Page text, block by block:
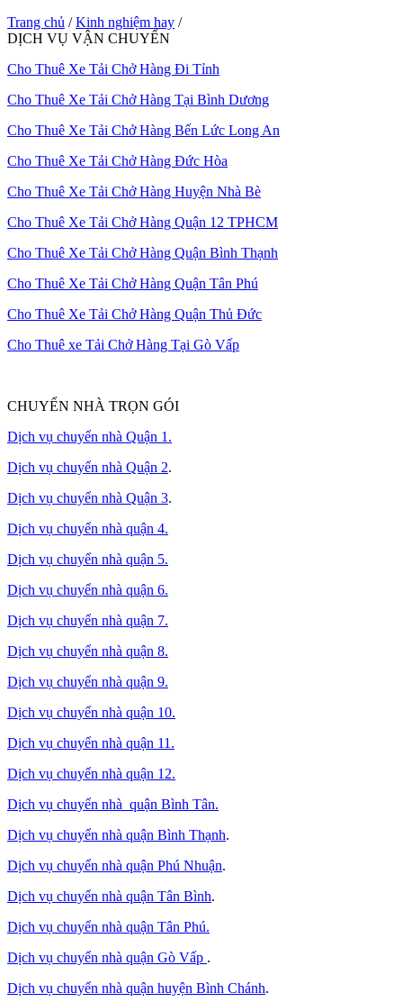
Trang chủ / Kinh nghiệm hay /
DỊCH VỤ VẬN CHUYỂN
Cho Thuê Xe Tải Chở Hàng Đi Tỉnh
Cho Thuê Xe Tải Chở Hàng Tại Bình Dương
Cho Thuê Xe Tải Chở Hàng Bến Lức Long An
Cho Thuê Xe Tải Chở Hàng Đức Hòa
Cho Thuê Xe Tải Chở Hàng Huyện Nhà Bè
Cho Thuê Xe Tải Chở Hàng Quận 12 TPHCM
Cho Thuê Xe Tải Chở Hàng Quận Bình Thạnh
Cho Thuê Xe Tải Chở Hàng Quận Tân Phú
Cho Thuê Xe Tải Chở Hàng Quận Thủ Đức
Cho Thuê xe Tải Chở Hàng Tại Gò Vấp
CHUYỂN NHÀ TRỌN GÓI
Dịch vụ chuyển nhà Quận 1.
Dịch vụ chuyển nhà Quận 2.
Dịch vụ chuyển nhà Quận 3.
Dịch vụ chuyển nhà quận 4.
Dịch vụ chuyển nhà quận 5.
Dịch vụ chuyển nhà quận 6.
Dịch vụ chuyển nhà quận 7.
Dịch vụ chuyển nhà quận 8.
Dịch vụ chuyển nhà quận 9.
Dịch vụ chuyển nhà quận 10.
Dịch vụ chuyển nhà quận 11.
Dịch vụ chuyển nhà quận 12.
Dịch vụ chuyển nhà quận Bình Tân.
Dịch vụ chuyển nhà quận Bình Thạnh.
Dịch vụ chuyển nhà quận Phú Nhuận.
Dịch vụ chuyển nhà quận Tân Bình.
Dịch vụ chuyển nhà quận Tân Phú.
Dịch vụ chuyển nhà quận Gò Vấp .
Dịch vụ chuyển nhà quận huyện Bình Chánh.